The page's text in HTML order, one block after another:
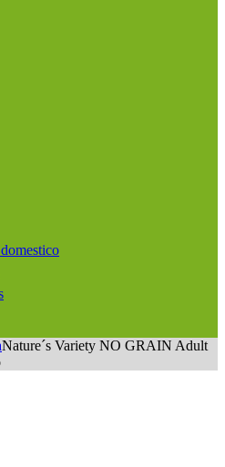
Nature´s Variety NO GRAIN Adult